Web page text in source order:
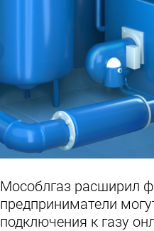
Мособлгаз расширил
предприниматели
подключения к газу